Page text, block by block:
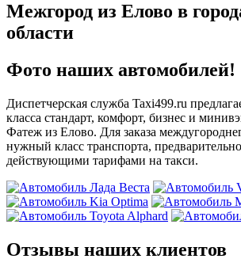
Межгород из Елово в
области
Фото наших автомобилей!
Диспетчерская служба Taxi499.ru
класса стандарт, комфорт, бизнес и
Фатеж из Елово. Для заказа
нужный класс транспорта,
действующими тарифами на такси.
Отзывы наших клиентов